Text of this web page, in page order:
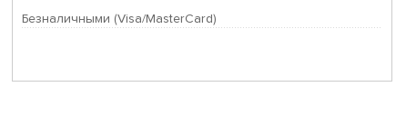
Безналичными (Visa/MasterCard)